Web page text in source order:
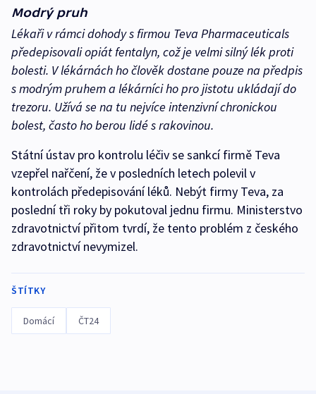
Modrý pruh
Lékaři v rámci dohody s firmou Teva Pharmaceuticals
předepisovali opiát fentalyn, což je velmi silný lék proti
bolesti. V lékárnách ho člověk dostane pouze na předpis
s modrým pruhem a lékárníci ho pro jistotu ukládají do
trezoru. Užívá se na tu nejvíce intenzivní chronickou
bolest, často ho berou lidé s rakovinou.
Státní ústav pro kontrolu léčiv se sankcí firmě Teva
vzepřel nařčení, že v posledních letech polevil v
kontrolách předepisování léků. Nebýt firmy Teva, za
poslední tři roky by pokutoval jednu firmu. Ministerstvo
zdravotnictví přitom tvrdí, že tento problém z českého
zdravotnictví nevymizel.
ŠTÍTKY
Domácí ČT24